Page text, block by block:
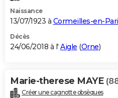
Naissance
13/07/1923 à Cormeilles-en-
Décès
24/06/2018 à l' Aigle (Orne)
Marie-therese MAYE
Créer une cagnotte obsèques